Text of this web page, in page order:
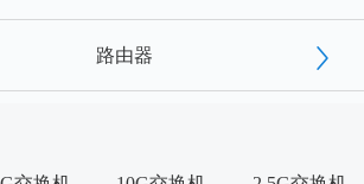
路由器